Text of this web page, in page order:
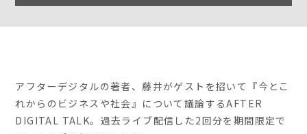
アフターデジタルの著者、藤井がゲストを招いて『今とこ
れからのビジネスや社会』について議論するAFTER
DIGITAL TALK。過去ライブ配信した2回分を期間限定で